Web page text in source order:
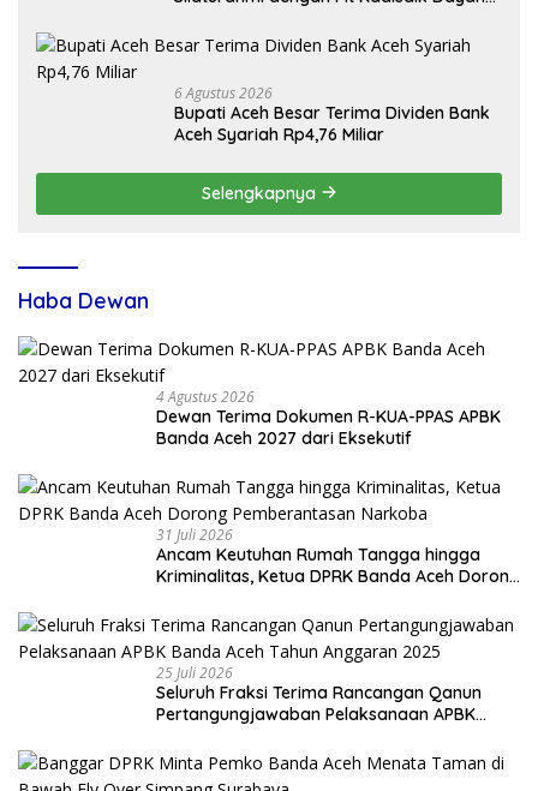
6 Agustus 2026
Bupati Aceh Besar Terima Dividen Bank
Aceh Syariah Rp4,76 Miliar
Selengkapnya
Haba Dewan
4 Agustus 2026
Dewan Terima Dokumen R-KUA-PPAS APBK
Banda Aceh 2027 dari Eksekutif
31 Juli 2026
Ancam Keutuhan Rumah Tangga hingga
Kriminalitas, Ketua DPRK Banda Aceh Dorong
25 Juli 2026
Seluruh Fraksi Terima Rancangan Qanun
Pertangungjawaban Pelaksanaan APBK